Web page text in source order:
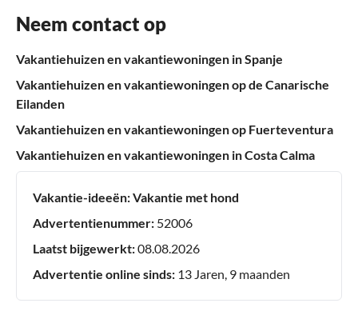
Neem contact op
Vakantiehuizen en vakantiewoningen in Spanje
Vakantiehuizen en vakantiewoningen op de Canarische
Eilanden
Vakantiehuizen en vakantiewoningen op Fuerteventura
Vakantiehuizen en vakantiewoningen in Costa Calma
Vakantie-ideeën:Vakantie met hond
Advertentienummer: 52006
Laatst bijgewerkt:08.08.2026
Advertentie online sinds: 13 Jaren, 9 maanden